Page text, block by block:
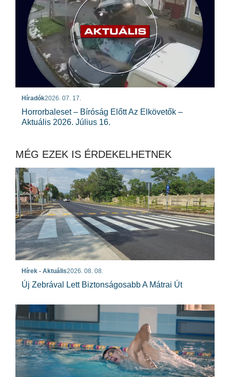
Híradók2026. 07. 17.
Horrorbaleset – Bíróság Előtt Az Elkövetők –
Aktuális 2026. Július 16.
MÉG EZEK IS ÉRDEKELHETNEK
Hírek - Aktuális2026. 08. 08.
Új Zebrával Lett Biztonságosabb A Mátrai Út